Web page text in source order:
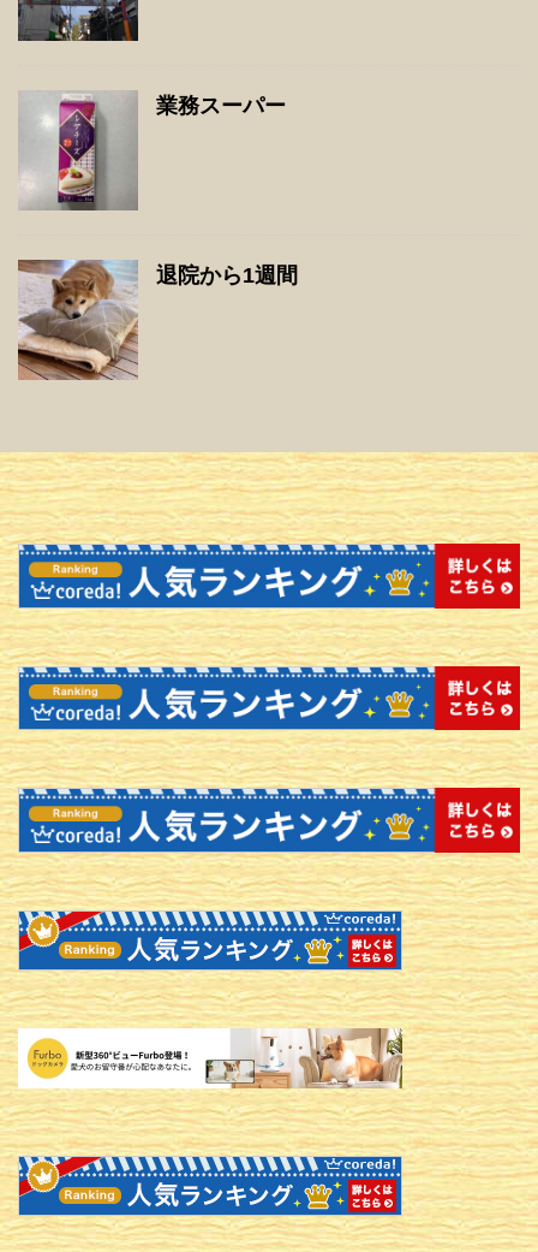
業務スーパー
退院から1週間